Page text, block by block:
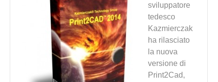
sviluppatore
tedesco
Kazmierczak
ha rilasciato
la nuova
versione di
Print2Cad,